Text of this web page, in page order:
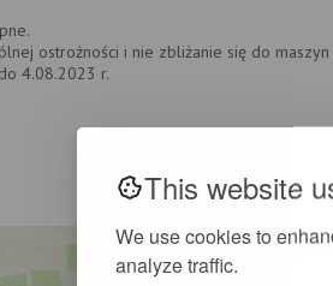
This website
We use cookies to
analyze traffic.
ostrożności i nie zbliżanie się do maszyn
4.08.2023 r.